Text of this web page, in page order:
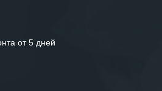
от 5 дней